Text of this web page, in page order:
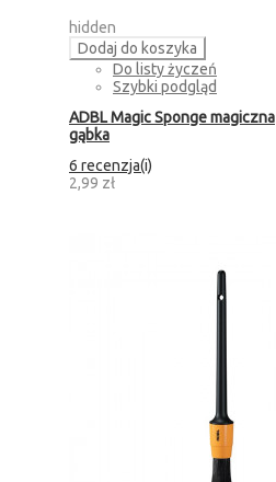
hidden
Dodaj do koszyka
Do listy życzeń
Szybki podgląd
ADBL Magic Sponge magiczna
gąbka
6 recenzja(i)
2,99 zł